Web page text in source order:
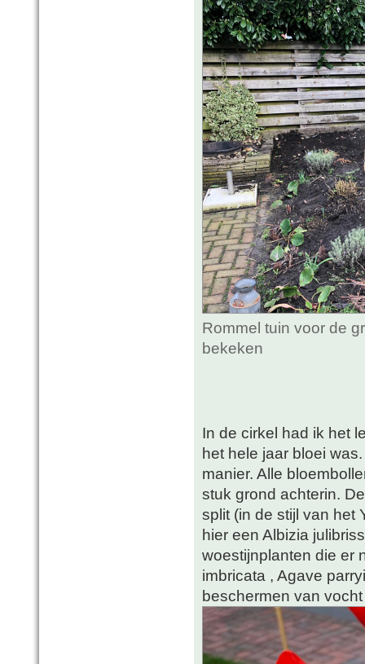
Rommel tuin voor de
bekeken
In de cirkel had ik het
het hele jaar bloei
manier. Alle
stuk grond achterin.
split (in de stijl van het
hier een Albizia
woestijnplanten die er
imbricata , Agave
beschermen van